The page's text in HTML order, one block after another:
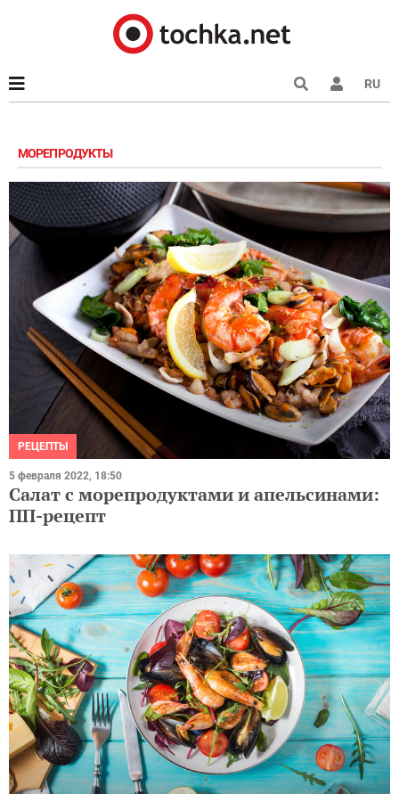
RU
МОРЕПРОДУКТЫ
РЕЦЕПТЫ
5 февраля 2022, 18:50
Салат с морепродуктами и апельсинами:
ПП-рецепт